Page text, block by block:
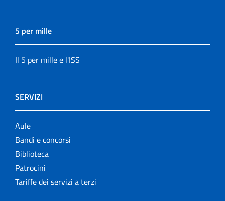
5 per mille
Il 5 per mille e l'ISS
SERVIZI
Aule
Bandi e concorsi
Biblioteca
Patrocini
Tariffe dei servizi a terzi